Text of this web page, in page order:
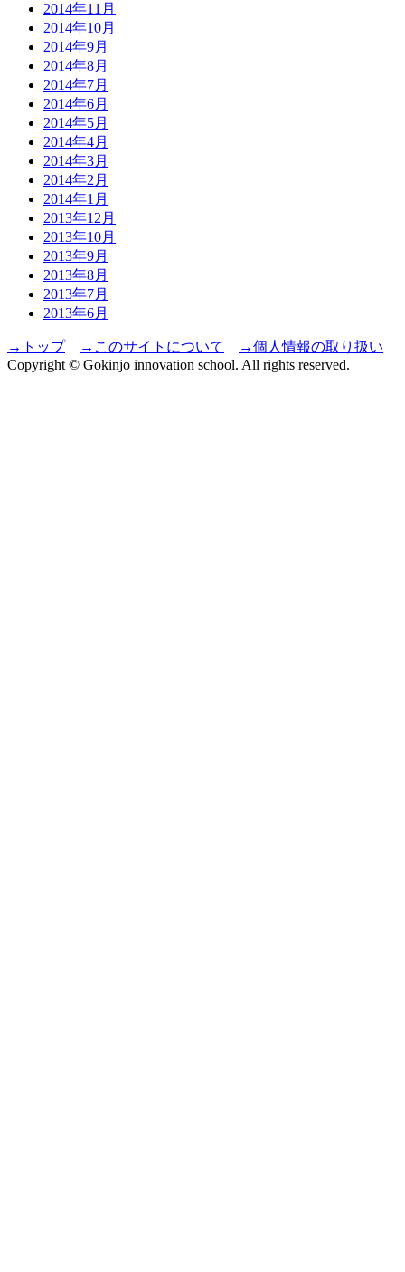
2014年11月
2014年10月
2014年9月
2014年8月
2014年7月
2014年6月
2014年5月
2014年4月
2014年3月
2014年2月
2014年1月
2013年12月
2013年10月
2013年9月
2013年8月
2013年7月
2013年6月
→トップ →このサイトについて
→個人情報の取り扱い
Copyright © Gokinjo innovation school. All rights reserved.